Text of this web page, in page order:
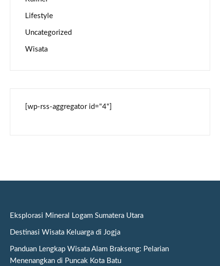
Lifestyle
Uncategorized
Wisata
[wp-rss-aggregator id="4"]
Eksplorasi Mineral Logam Sumatera Utara
Destinasi Wisata Keluarga di Jogja
Panduan Lengkap Wisata Alam Brakseng: Pelarian
Menenangkan di Puncak Kota Batu